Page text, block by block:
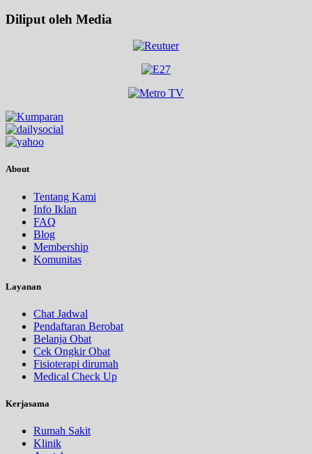
Diliput oleh Media
About
Tentang Kami
Info Iklan
FAQ
Blog
Membership
Komunitas
Layanan
Chat Jadwal
Pendaftaran Berobat
Belanja Obat
Cek Ongkir Obat
Fisioterapi dirumah
Medical Check Up
Kerjasama
Rumah Sakit
Klinik